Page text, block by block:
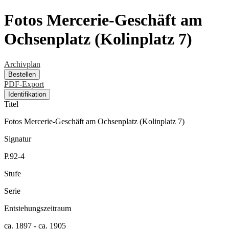
Fotos Mercerie-Geschäft am
Ochsenplatz (Kolinplatz 7)
Archivplan
Bestellen
PDF-Export
Identifikation
Titel
Fotos Mercerie-Geschäft am Ochsenplatz (Kolinplatz 7)
Signatur
P.92-4
Stufe
Serie
Entstehungszeitraum
ca. 1897 - ca. 1905